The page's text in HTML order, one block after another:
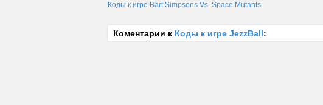
Коды к игре Bart Simpsons Vs. Space Mutants
Коментарии к Коды к игре JezzBall: